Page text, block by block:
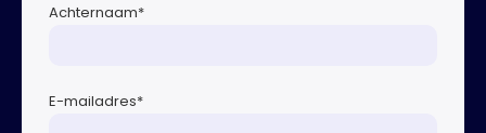
Achternaam*
E-mailadres*